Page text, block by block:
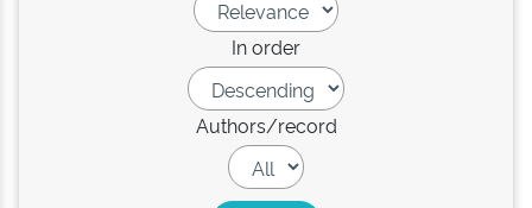
In order
Authors/record